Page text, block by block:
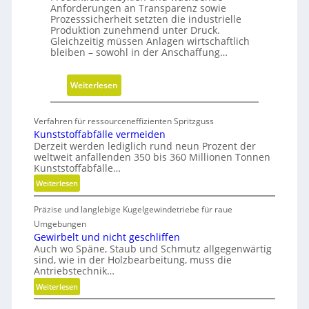
l
t
i
g
W
e
k
z
e
b
a
p
r
e
Anforderungen an Transparenz sowie
Prozesssicherheit setzten die industrielle
Produktion zunehmend unter Druck.
Gleichzeitig müssen Anlagen wirtschaftlich
bleiben – sowohl in der Anschaffung…
Weiterlesen:
H
b
r
i
d
G
r
i
f
a
Verfahren für ressourceneffizienten Spritzguss
Kunststoffabfälle vermeiden
Derzeit werden lediglich rund neun Prozent der
weltweit anfallenden 350 bis 360 Millionen Tonnen
Kunststoffabfälle…
Weiterlesen:
K
u
n
s
t
s
t
o
f
Präzise und langlebige Kugelgewindetriebe für raue
Umgebungen
Gewirbelt und nicht geschliffen
Auch wo Späne, Staub und Schmutz allgegenwärtig
sind, wie in der Holzbearbeitung, muss die
Antriebstechnik…
Weiterlesen:
G